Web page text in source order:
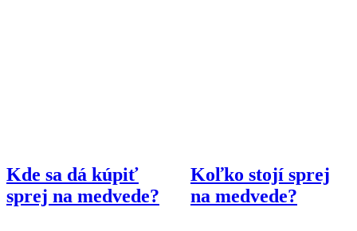
Kde sa dá kúpiť
sprej na medvede?
Koľko stojí sprej
na medvede?